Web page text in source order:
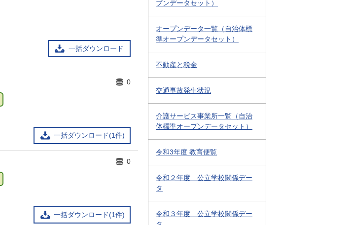
一括ダウンロード
一括ダウンロード(1件)
0
一括ダウンロード(1件)
0
プンデータセット）
オープンデータ一覧（自治体標
準オープンデータセット）
不動産と税金
交通事故発生状況
介護サービス事業所一覧（自治
体標準オープンデータセット）
令和3年度 教育便覧
令和２年度 公立学校関係デー
タ
令和３年度 公立学校関係デー